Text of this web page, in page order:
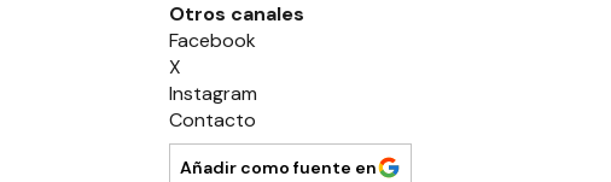
Otros canales
Facebook
X
Instagram
Contacto
Añadir como fuente en